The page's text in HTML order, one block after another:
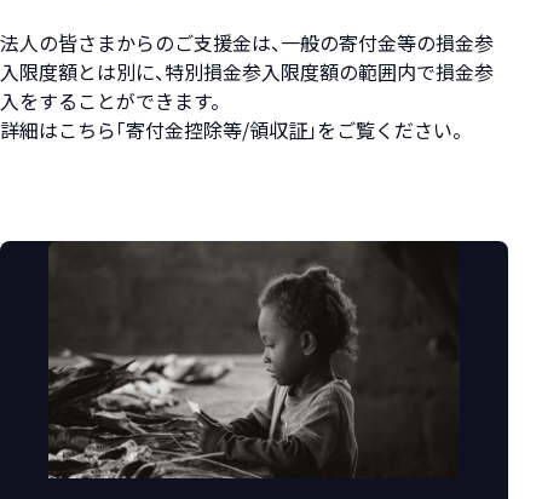
法人の皆さまからのご支援金は、一般の寄付金等の損金参
入限度額とは別に、特別損金参入限度額の範囲内で損金参
入をすることができます。
詳細はこちら「寄付金控除等/領収証」をご覧ください。